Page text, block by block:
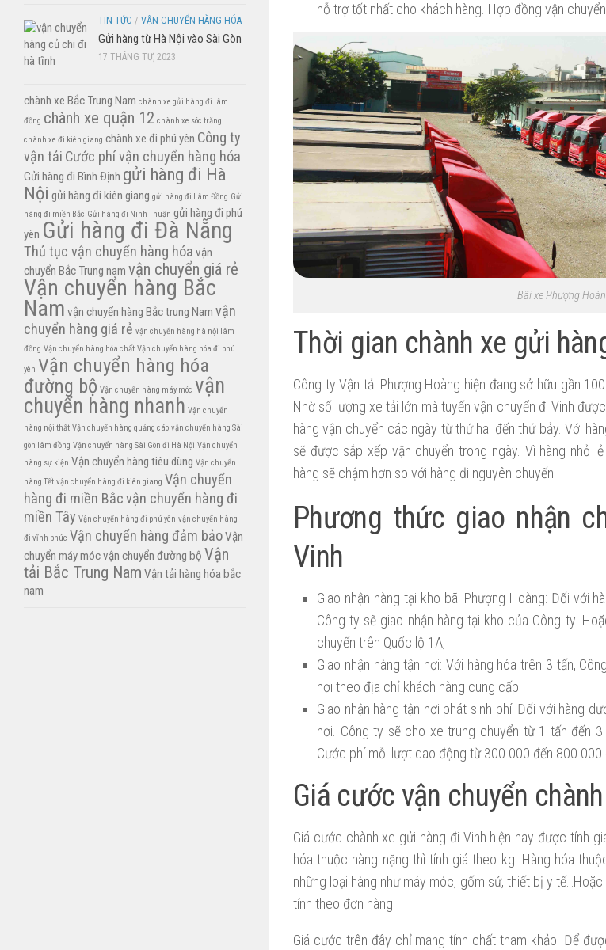
hỗ trợ tốt nhất cho khách hàng. Hợp đồng vận
Bãi xe Phượng
Thời gian chành xe gửi
Công ty Vận tải Phượng Hoàng hiện đang sở hữu gần
Nhờ số lượng xe tải lớn mà tuyến vận chuyển đi Vinh
hàng vận chuyển các ngày từ thứ hai đến thứ bảy. Với
sẽ được sắp xếp vận chuyển trong ngày. Vì hàng nhỏ
hàng sẽ chậm hơn so với hàng đi nguyên chuyến.
Phương thức giao nhận
Vinh
Giao nhận hàng tại kho bãi Phượng Hoàng: Đối với
Công ty sẽ giao nhận hàng tại kho của Công ty.
chuyển trên Quốc lộ 1A,
Giao nhận hàng tận nơi: Với hàng hóa trên 3 tấn,
nơi theo địa chỉ khách hàng cung cấp.
Giao nhận hàng tận nơi phát sinh phí: Đối với hàng
nơi. Công ty sẽ cho xe trung chuyển từ 1 tấn đến
Cước phí mỗi lượt dao động từ 300.000 đến
Giá cước vận chuyển
Giá cước chành xe gửi hàng đi Vinh hiện nay được tính
hóa thuộc hàng nặng thì tính giá theo kg. Hàng hóa
những loại hàng như máy móc, gốm sứ, thiết bị y
tính theo đơn hàng.
Giá cước trên đây chỉ mang tính chất tham khảo. Để
TIN TỨC / VẬN CHUYỂN HÀNG HÓA
Gửi hàng từ Hà Nội vào Sài Gòn
17 THÁNG TƯ, 2023
chành xe Bắc Trung Nam chành xe gửi hàng đi lâm
đồng chành xe quận 12 chành xe sóc trăng
chành xe đi kiên giang chành xe đi phú yên Công ty
vận tải Cước phí vận chuyển hàng hóa
Gửi hàng đi Bình Định gửi hàng đi Hà
Nội gửi hàng đi kiên giang gửi hàng đi Lâm Đồng Gửi
hàng đi miền Bắc Gửi hàng đi Ninh Thuận gửi hàng đi phú
yên Gửi hàng đi Đà Nẵng
Thủ tục vận chuyển hàng hóa vận
chuyển Bắc Trung nam vận chuyển giá rẻ
Vận chuyển hàng Bắc
Nam vận chuyển hàng Bắc trung Nam vận
chuyển hàng giá rẻ vận chuyển hàng hà nội lâm
đồng Vận chuyển hàng hóa chất Vận chuyển hàng hóa đi phú
yên Vận chuyển hàng hóa
đường bộ Vận chuyển hàng máy móc vận
chuyển hàng nhanh Vận chuyển
hàng nội thất Vận chuyển hàng quảng cáo vận chuyển hàng Sài
gòn lâm đồng Vận chuyển hàng Sài Gòn đi Hà Nội Vận chuyển
hàng sự kiện Vận chuyển hàng tiêu dùng Vận chuyển
hàng Tết vận chuyển hàng đi kiên giang Vận chuyển
hàng đi miền Bắcvận chuyển hàng đi
miền Tây Vận chuyển hàng đi phú yên vận chuyển hàng
đi vĩnh phúc Vận chuyển hàng đảm bảoVận
chuyển máy mócvận chuyển đường bộ Vận
tải Bắc Trung Nam Vận tải hàng hóa bắc
nam